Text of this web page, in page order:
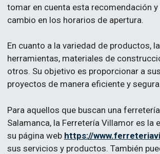
tomar en cuenta esta recomendación
cambio en los horarios de apertura.
En cuanto a la variedad de productos,
herramientas, materiales de
otros. Su objetivo es proporcionar a
proyectos de manera eficiente y
Para aquellos que buscan una
Salamanca, la Ferretería Villamor es
su página web https://
sus servicios y productos. También